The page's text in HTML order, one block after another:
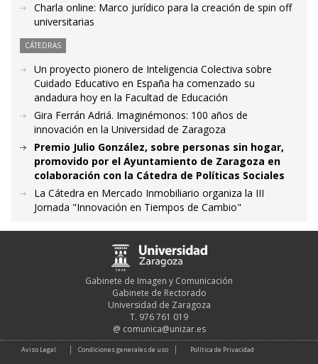
Charla online: Marco jurídico para la creación de spin off
universitarias
CÁTEDRAS
Un proyecto pionero de Inteligencia Colectiva sobre
Cuidado Educativo en España ha comenzado su
andadura hoy en la Facultad de Educación
Gira Ferrán Adriá. Imaginémonos: 100 años de
innovación en la Universidad de Zaragoza
Premio Julio González, sobre personas sin hogar,
promovido por el Ayuntamiento de Zaragoza en
colaboración con la Cátedra de Políticas Sociales
La Cátedra en Mercado Inmobiliario organiza la III
Jornada "Innovación en Tiempos de Cambio"
Gabinete de Imagen y Comunicación
Gabinete de Rectorado
Universidad de Zaragoza
T. 976 761 019
@ comunica@unizar.es
Aviso Legal Condiciones generales de uso Política de Privacidad